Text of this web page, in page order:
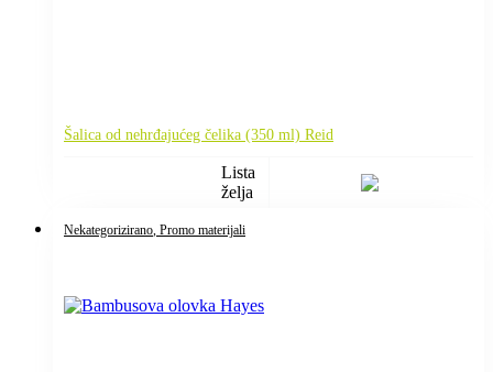
Šalica od nehrđajućeg čelika (350 ml) Reid
Lista
želja
Nekategorizirano , Promo materijali